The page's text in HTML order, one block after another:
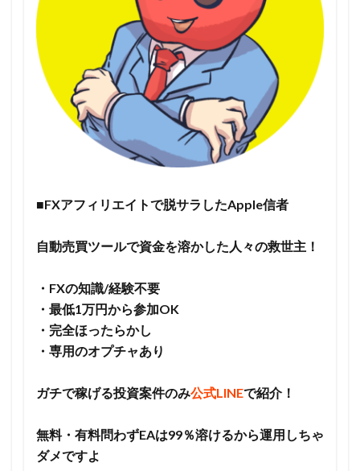
■FXアフィリエイトで脱サラしたApple信者
自動売買ツールで資金を溶かした人々の救世主！
・FXの知識/経験不要
・最低1万円から参加OK
・完全ほったらかし
・専用のオプチャあり
ガチで稼げる投資案件のみ公式LINEで紹介！
無料・有料問わずEAは99％溶けるから運用しちゃ
ダメですよ